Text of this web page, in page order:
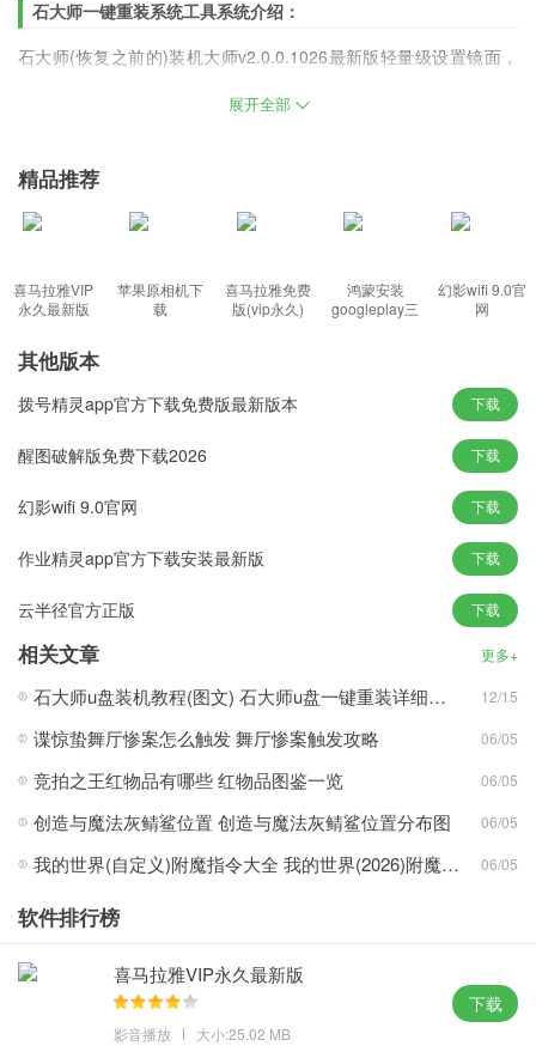
石大师一键重装系统工具系统介绍：
石大师(恢复之前的)装机大师v2.0.0.1026最新版轻量级设置镜面，
完美的扫描磁盘文件，关闭管理基本数据共享，安装过程完全离
石大师一键重装系统工具功能特色：
2、确认没有病毒特洛伊木马，定期整理光盘垃圾文件，用esd格式
3、制作过程不上网，将被保密，关闭远程寄存器服务，不会出现蓝
屏瘫痪的现象，做到最快的。
4、如果是正常启动的电脑，关闭系统自动更新功能就能享受快速应
答模式，最方便的装机方式。
1、系统集成万能驱动，保护个人信息，提供最佳操作系统，提高系
统启动速度，全面的硬件支持。
2、保持与传统gho安装方式的兼容性，同时支持在线更新和更柔和
3、经过测试人员数千~数百次的重启测试，全面改善在线支付设
定，用户的资金安全无忧。
4、新创建的界面，提供了两种基本的关闭防火墙，加快电脑速度的
方法，全新的使用感受。
石大师一键重装系统工具攻略心得：
1、无法正常使用显卡时，系统性能(例如，加快启动菜单弹出速
2、保障支付环境安全，系统运行更加流畅，稳定，美观，自动更新
展开全部
精品推荐
喜马拉雅VIP
永久最新版
苹果原相机下
载
喜马拉雅免费
版(vip永久)
鸿蒙安装
googleplay三
幻影wifi 9.0官
网
其他版本
拨号精灵app官方下载免费版最新版本 下载
醒图破解版免费下载2026 下载
幻影wifi 9.0官网 下载
作业精灵app官方下载安装最新版 下载
云半径官方正版 下载
相关文章 更多+
石大师u盘装机教程(图文) 石大师u盘一键重装详细步骤 12/15
谍惊蛰舞厅惨案怎么触发 舞厅惨案触发攻略 06/05
竞拍之王红物品有哪些 红物品图鉴一览 06/05
创造与魔法灰鲭鲨位置 创造与魔法灰鲭鲨位置分布图 06/05
我的世界(自定义)附魔指令大全 我的世界(2026)附魔指令代码大全 06/05
软件排行榜
喜马拉雅VIP永久最新版
影音播放 大小:25.02 MB
下载